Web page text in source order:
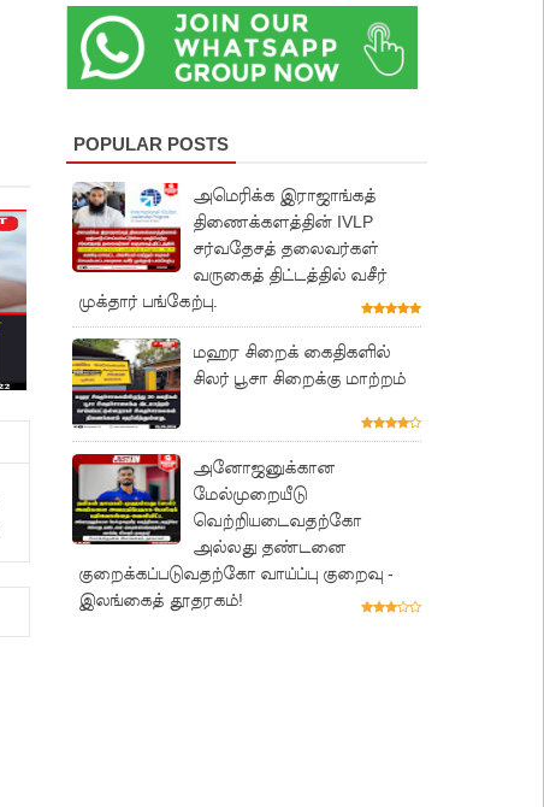
POPULAR POSTS
அமெரிக்க இராஜாங்கத்
திணைக்களத்தின் IVLP
சர்வதேசத் தலைவர்கள்
வருகைத் திட்டத்தில் வசீர்
முக்தார் பங்கேற்பு.
மஹர சிறைக் கைதிகளில்
சிலர் பூசா சிறைக்கு மாற்றம்
அனோஜனுக்கான
மேல்முறையீடு
வெற்றியடைவதற்கோ
அல்லது தண்டனை
குறைக்கப்படுவதற்கோ வாய்ப்பு குறைவு -
இலங்கைத் தூதரகம்!